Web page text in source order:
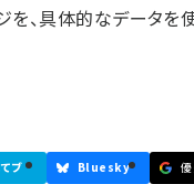
、具体的なデータを
ブ Bluesky